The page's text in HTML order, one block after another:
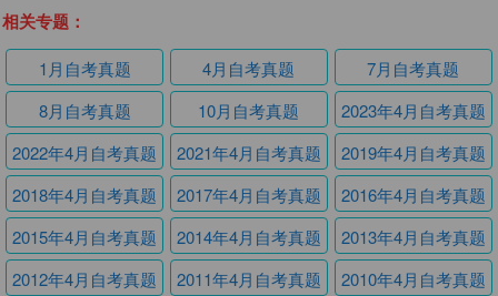
相关专题：
1月自考真题 4月自考真题
7月自考真题
8月自考真题
10月自考真题
2023年4月自考真题
2022年4月自考真题
2021年4月自考真题
2019年4月自考真题
2018年4月自考真题
2017年4月自考真题
2016年4月自考真题
2015年4月自考真题
2014年4月自考真题
2013年4月自考真题
2012年4月自考真题
2011年4月自考真题
2010年4月自考真题